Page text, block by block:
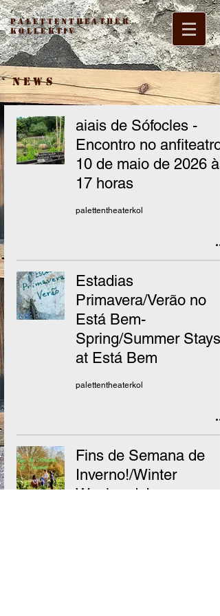
Palettentheather
Kollektiv
NEWS
aiais de Sófocles -
Encontro no anfiteatro,
10 de maio de 2026 às
17 horas
palettentheaterkol
Estadias
Primavera/Verão no
Está Bem-
Spring/Summer Stays
at Está Bem
palettentheaterkol
Fins de Semana de
Inverno!/Winter
Weekends!